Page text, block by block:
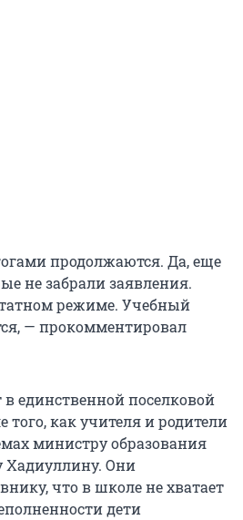
продолжаются. Да, еще
не забрали заявления.
режиме. Учебный
— прокомментировал
единственной поселковой
того, как учителя и родители
министру образования
Хадиуллину. Они
что в школе не хватает
дети